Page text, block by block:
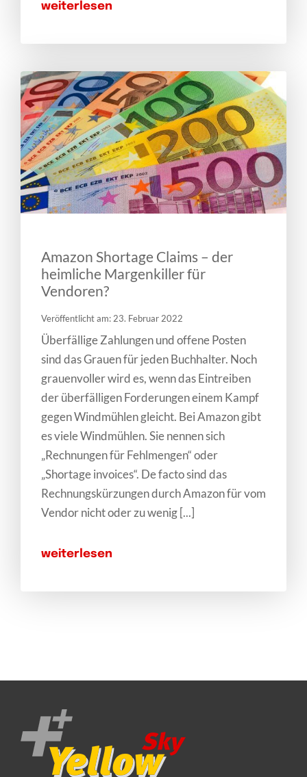
weiterlesen
Amazon Shortage Claims – der
heimliche Margenkiller für
Vendoren?
Veröffentlicht am: 23. Februar 2022
Überfällige Zahlungen und offene Posten
sind das Grauen für jeden Buchhalter. Noch
grauenvoller wird es, wenn das Eintreiben
der überfälligen Forderungen einem Kampf
gegen Windmühlen gleicht. Bei Amazon gibt
es viele Windmühlen. Sie nennen sich
„Rechnungen für Fehlmengen“ oder
„Shortage invoices“. De facto sind das
Rechnungskürzungen durch Amazon für vom
Vendor nicht oder zu wenig [...]
weiterlesen